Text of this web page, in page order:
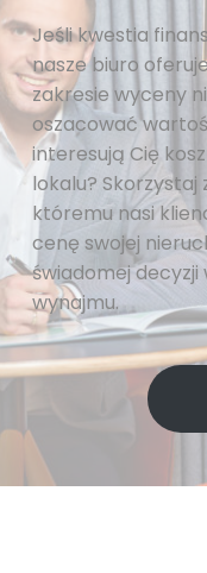
Jeśli kwestia
nasze biuro
zakresie wyceny
oszacować
interesują Cię
lokalu? Skorzystaj
któremu nasi
cenę swojej
świadomej
wynajmu.